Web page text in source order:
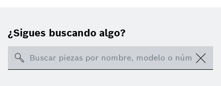
¿Sigues buscando algo?
Search